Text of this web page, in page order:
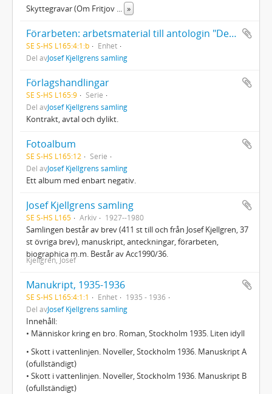
Skyttegravar (Om Fritjov »
Förarbeten: arbetsmaterial till antologin "De stora resenärerna " (Svenska resenärer)
SE S-HS L165:4:1:b
Enhet
Del avJosef Kjellgrens samling
Förlagshandlingar
SE S-HS L165:9
Serie
Del avJosef Kjellgrens samling
Kontrakt, avtal och dylikt.
Fotoalbum
SE S-HS L165:12
Serie
Del avJosef Kjellgrens samling
Ett album med enbart negativ.
Josef Kjellgrens samling
SE S-HS L165 Arkiv 1927--1980
Samlingen består av brev (411 st till och från Josef Kjellgren, 37
st övriga brev), manuskript, anteckningar, förarbeten,
biographica m.m. Består av Acc1990/36.
Kjellgren, Josef
Manukript, 1935-1936
SE S-HS L165:4:1:1 Enhet
1935 - 1936
Del avJosef Kjellgrens samling
Innehåll:
• Människor kring en bro. Roman, Stockholm 1935. Liten idyll
• Skott i vattenlinjen. Noveller, Stockholm 1936. Manuskript A
(ofullständigt)
• Skott i vattenlinjen. Noveller, Stockholm 1936. Manuskript B
(ofullständigt)